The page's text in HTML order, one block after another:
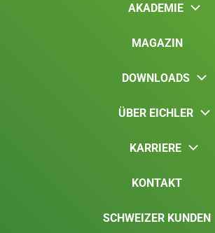
AKADEMIE
MAGAZIN
DOWNLOADS
ÜBER EICHLER
KARRIERE
KONTAKT
SCHWEIZER KUNDEN